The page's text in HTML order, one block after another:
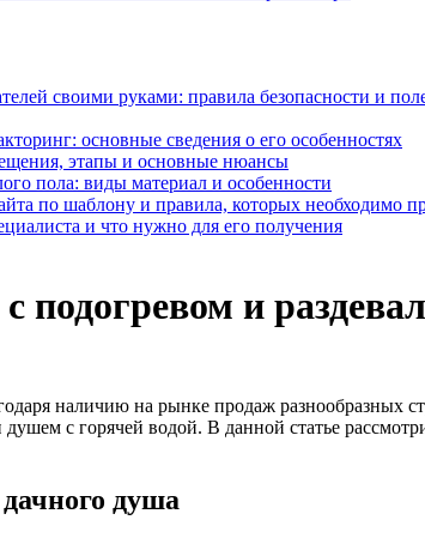
своими руками: правила безопасности и
основные сведения о его особенностях
этапы и основные нюансы
пола: виды материал и особенности
по шаблону и правила, которых необходимо
и что нужно для его получения
подогревом и
наличию на рынке продаж разнообразных
с горячей водой. В данной статье
душа